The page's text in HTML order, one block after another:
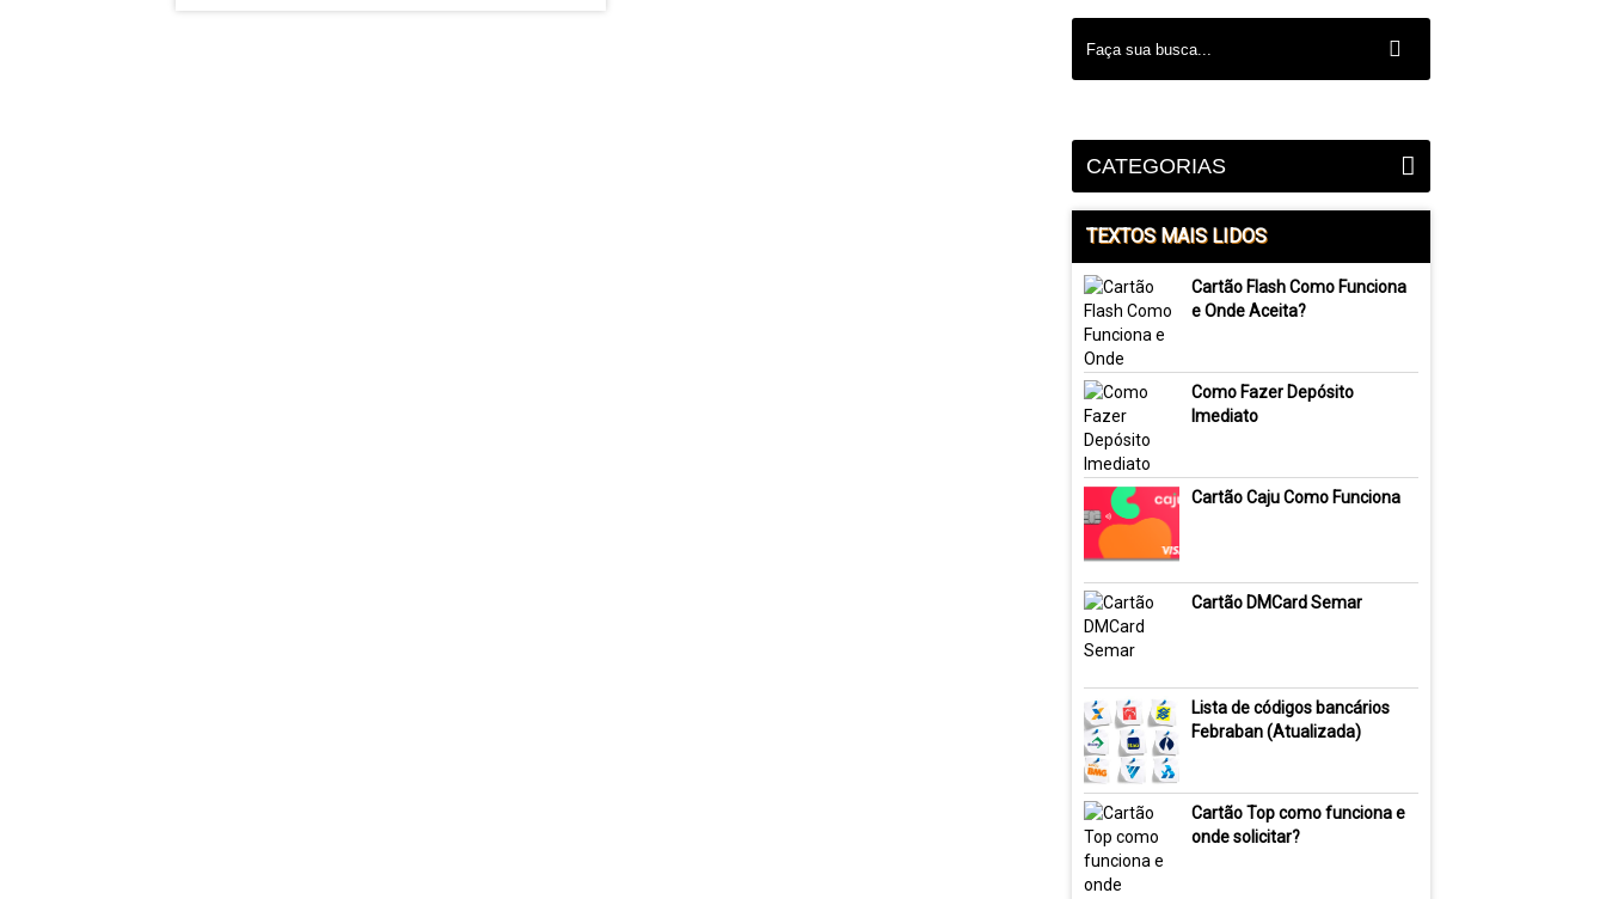
CATEGORIAS
TEXTOS MAIS LIDOS
Cartão Flash Como Funciona
e Onde Aceita?
Como Fazer Depósito
Imediato
Cartão Caju Como Funciona
Cartão DMCard Semar
Lista de códigos bancários
Febraban (Atualizada)
Cartão Top como funciona e
onde solicitar?